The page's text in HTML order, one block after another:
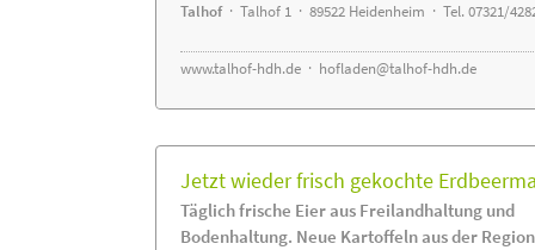
Talhof· Talhof 1 · 89522 Heidenheim · Tel. 07321/
www.talhof-hdh.de · hofladen@talhof-hdh.de
Jetzt wieder frisch gekochte
Täglich frische Eier aus Freilandhaltung und
Bodenhaltung. Neue Kartoffeln aus der